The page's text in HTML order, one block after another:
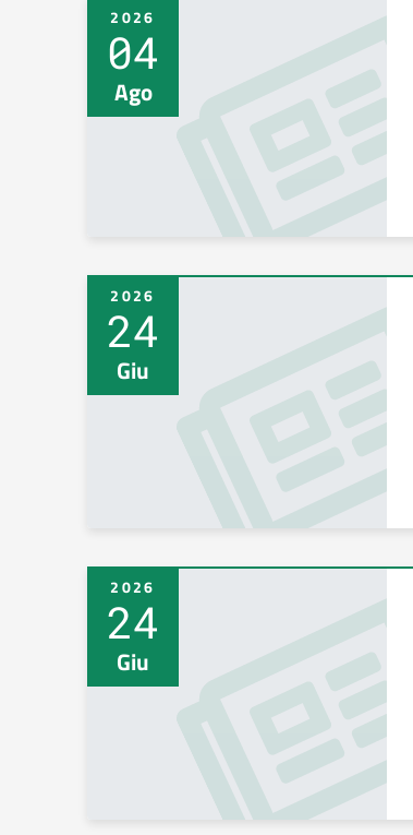
2026
04
Ago
2026
24
Giu
2026
24
Giu